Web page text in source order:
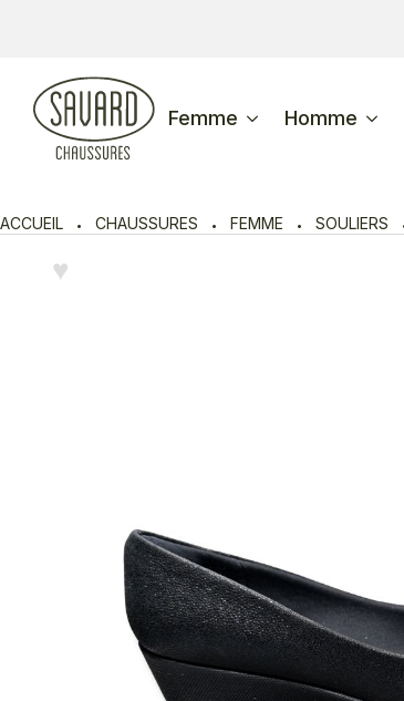
Femme Homme
ACCUEIL CHAUSSURES FEMME SOULIERS
♥︎